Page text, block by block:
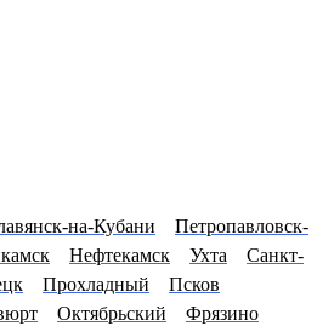
на-Кубани
Петропавловск-
Нефтекамск Ухта
Санкт-
Прохладный
Псков
Октябрьский
Фрязино